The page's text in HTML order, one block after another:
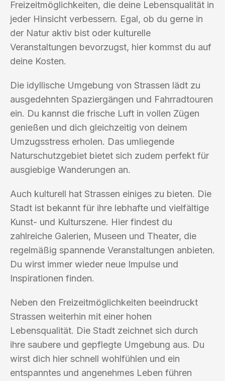
Freizeitmöglichkeiten, die deine Lebensqualität in
jeder Hinsicht verbessern. Egal, ob du gerne in
der Natur aktiv bist oder kulturelle
Veranstaltungen bevorzugst, hier kommst du auf
deine Kosten.
Die idyllische Umgebung von Strassen lädt zu
ausgedehnten Spaziergängen und Fahrradtouren
ein. Du kannst die frische Luft in vollen Zügen
genießen und dich gleichzeitig von deinem
Umzugsstress erholen. Das umliegende
Naturschutzgebiet bietet sich zudem perfekt für
ausgiebige Wanderungen an.
Auch kulturell hat Strassen einiges zu bieten. Die
Stadt ist bekannt für ihre lebhafte und vielfältige
Kunst- und Kulturszene. Hier findest du
zahlreiche Galerien, Museen und Theater, die
regelmäßig spannende Veranstaltungen anbieten.
Du wirst immer wieder neue Impulse und
Inspirationen finden.
Neben den Freizeitmöglichkeiten beeindruckt
Strassen weiterhin mit einer hohen
Lebensqualität. Die Stadt zeichnet sich durch
ihre saubere und gepflegte Umgebung aus. Du
wirst dich hier schnell wohlfühlen und ein
entspanntes und angenehmes Leben führen